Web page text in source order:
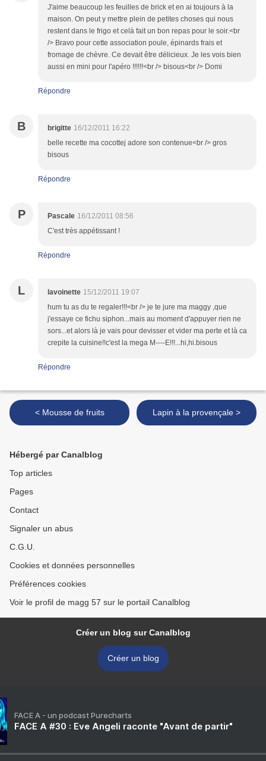
J'aime beaucoup les feuilles de brick et en ai toujours à la
maison. On peut y mettre plein de petites choses qui nous
restent dans le frigo et celà fait un bon repas pour le soir.<br
/> Bravo pour cette association poule, épinards frais et
fromage de chèvre. Ce devait être délicieux. Je les vois bien
aussi en mini pour l'apéro !!!!!!<br /> bisous<br /> Domi
Répondre
B brigitte 16/12/2011 16:22
belle recette ma cocottej adore son contenue<br /> gros
bisous
Répondre
P Pascale 16/12/2011 08:56
C'est très appétissant !
Répondre
L lavoinette 15/12/2011 19:07
hum tu as du te regaler!!!<br /> je te jure ma maggy ,que
j'essaye ce fichu siphon...mais au moment d'appuyer rien ne
sors...et alors là je vais pour devisser et vider ma perte et là ca
crepite la cuisine!!c'est la mega M----E!!!...hi,hi.bisous
Répondre
< Mousse de fruits Lapin à la provençale >
Hébergé par Canalblog
Top articles
Pages
Contact
Signaler un abus
C.G.U.
Cookies et données personnelles
Préférences cookies
Voir le profil de magg 57 sur le portail Canalblog
Créer un blog sur Canalblog
Créer un blog
FACE A - un podcast Purecharts
FACE A #30 : Eve Angeli raconte "Avant de partir"